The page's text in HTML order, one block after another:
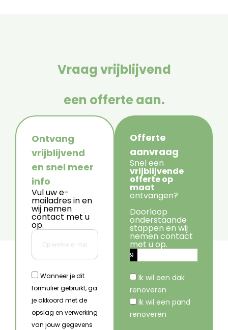
Vraag vrijblijvend
een offerte aan.
Ontvang
vrijblijvend
en snel meer
info
Vul uw e-
mailadres in en
wij nemen
contact met u
op.
Wanneer je dit
formulier gebruikt, ga
je akkoord met de
opslag en verwerking
van jouw gegevens
Offerte
aanvraag
Snel een
vrijblijvende
offerte op
maat
ontvangen?
Doorloop
onderstaande
stappen en wij
nemen contact
met u op.
9
Ik wil een dak
renoveren
Ik wil een pand
renoveren